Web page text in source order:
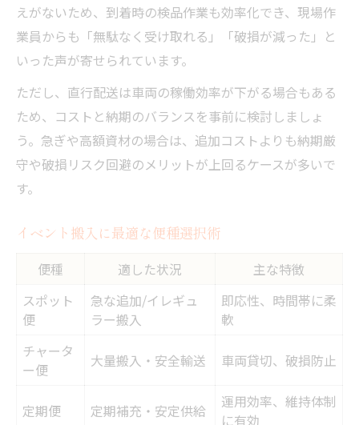
えがないため、到着時の検品作業も効率化でき、現場作
業員からも「無駄なく受け取れる」「破損が減った」と
いった声が寄せられています。
ただし、直行配送は車両の稼働効率が下がる場合もある
ため、コストと納期のバランスを事前に検討しましょ
う。急ぎや高額資材の場合は、追加コストよりも納期厳
守や破損リスク回避のメリットが上回るケースが多いで
す。
イベント搬入に最適な便種選択術
便種 適した状況
主な特徴
スポット
便
急な追加/イレギュ
ラー搬入
即応性、時間帯に柔
軟
チャータ
ー便
大量搬入・安全輸送 車両貸切、破損防止
定期便 定期補充・安定供給
運用効率、維持体制
に有効